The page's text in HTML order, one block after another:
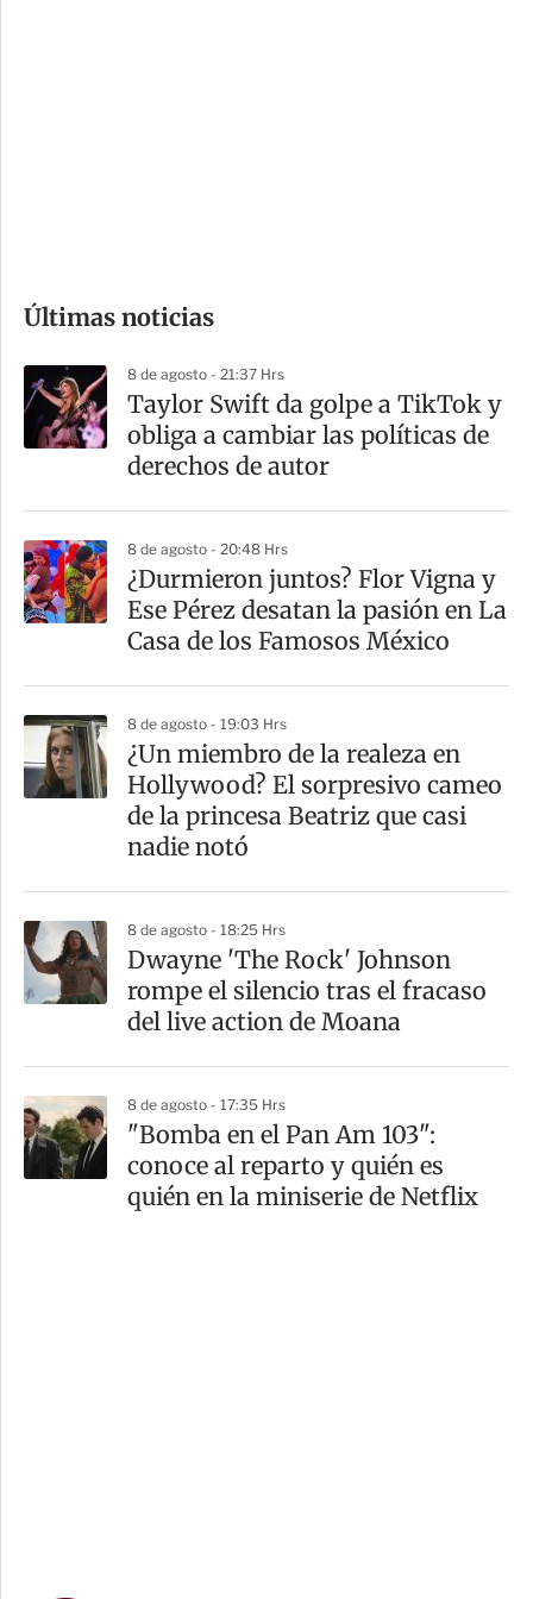
m
a
r
t
Últimas noticias
8 de agosto - 21:37 Hrs
Taylor Swift da golpe a TikTok y
obliga a cambiar las políticas de
derechos de autor
8 de agosto - 20:48 Hrs
¿Durmieron juntos? Flor Vigna y
Ese Pérez desatan la pasión en La
Casa de los Famosos México
8 de agosto - 19:03 Hrs
¿Un miembro de la realeza en
Hollywood? El sorpresivo cameo
de la princesa Beatriz que casi
nadie notó
8 de agosto - 18:25 Hrs
Dwayne 'The Rock' Johnson
rompe el silencio tras el fracaso
del live action de Moana
8 de agosto - 17:35 Hrs
"Bomba en el Pan Am 103":
conoce al reparto y quién es
quién en la miniserie de Netflix